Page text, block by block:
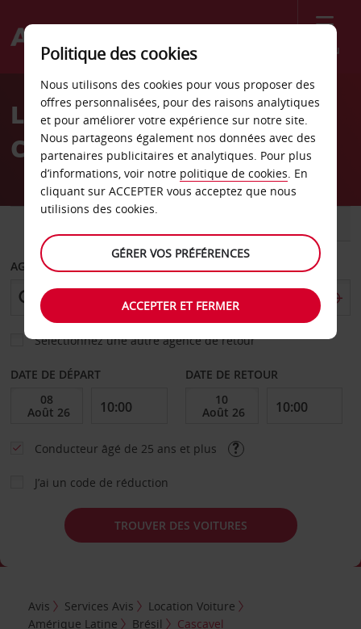
Menu
Welcome
AvisLocation de voiture
Cascavel
AGENCE DE DÉPART
Sélectionnez une autre agence de retour
DATE DE DÉPART DATE DE RETOUR
Conducteur âgé de 25 ans et plus
J’ai un code de réduction
TROUVER DES VOITURES
Avis Services Avis
Location Voiture
Amérique Latine
Brésil Cascavel
Politique des cookies
Nous utilisons des cookies pour vous proposer des
offres personnalisées, pour des raisons analytiques
et pour améliorer votre expérience sur notre site.
Nous partageons également nos données avec des
partenaires publicitaires et analytiques. Pour plus
d’informations, voir notre politique de cookies. En
cliquant sur ACCEPTER vous acceptez que nous
utilisions des cookies.
GÉRER VOS PRÉFÉRENCES
ACCEPTER ET FERMER